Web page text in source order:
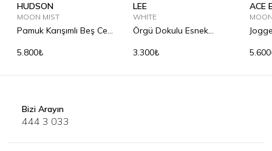
HUDSON
MOON MIST
Pamuk Karışımlı Beş Cep
5.800₺
LEE
WHITE
Örgü Dokulu Esnek
3.300₺
ACE
Bizi Arayın
444 3 033